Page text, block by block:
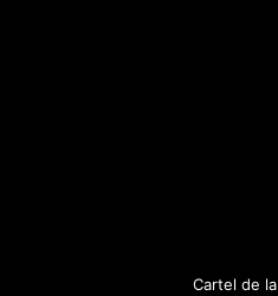
Cartel de